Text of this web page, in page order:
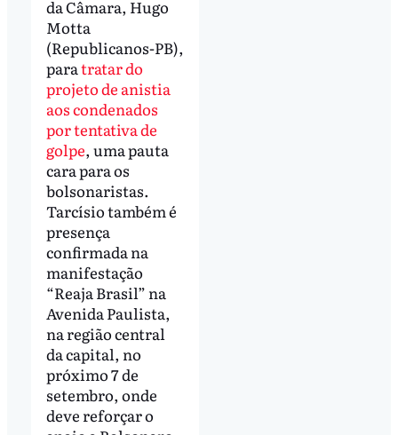
da Câmara, Hugo
Motta
(Republicanos-PB),
paratratar do
projeto de anistia
aos condenados
por tentativa de
golpe, uma pauta
cara para os
bolsonaristas.
Tarcísio também é
presença
confirmada na
manifestação
“Reaja Brasil” na
Avenida Paulista,
na região central
da capital, no
próximo 7 de
setembro, onde
deve reforçar o